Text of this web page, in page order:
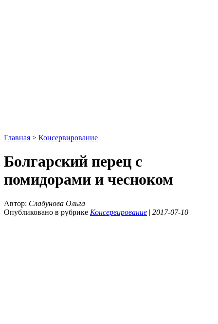
Главная > Консервирование
Болгарский перец с
помидорами и чесноком
Автор: Слабунова Ольга
Опубликовано в рубрике Консервирование | 2017-07-10